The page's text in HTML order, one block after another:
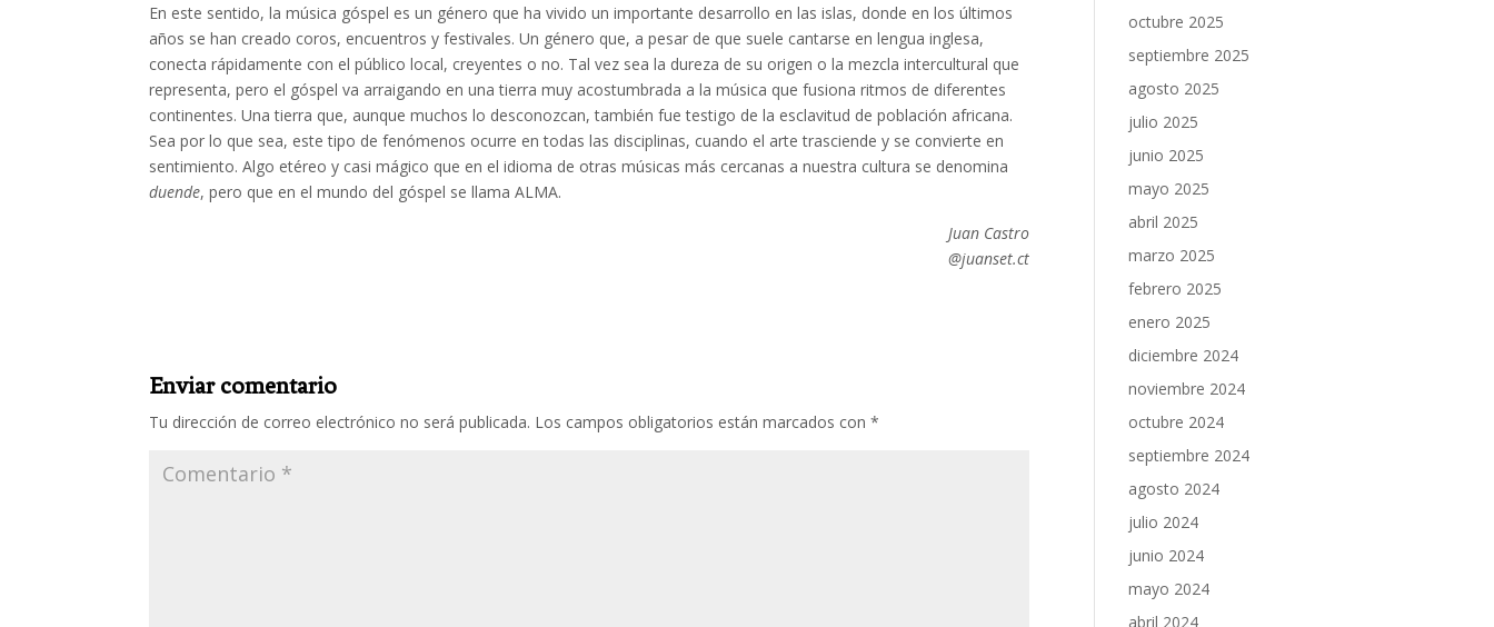
En este sentido, la música góspel es un género que ha vivido un importante desarrollo en las islas, donde en los últimos
años se han creado coros, encuentros y festivales. Un género que, a pesar de que suele cantarse en lengua inglesa,
conecta rápidamente con el público local, creyentes o no. Tal vez sea la dureza de su origen o la mezcla intercultural que
representa, pero el góspel va arraigando en una tierra muy acostumbrada a la música que fusiona ritmos de diferentes
continentes. Una tierra que, aunque muchos lo desconozcan, también fue testigo de la esclavitud de población africana.
Sea por lo que sea, este tipo de fenómenos ocurre en todas las disciplinas, cuando el arte trasciende y se convierte en
sentimiento. Algo etéreo y casi mágico que en el idioma de otras músicas más cercanas a nuestra cultura se denomina
duende, pero que en el mundo del góspel se llama ALMA.
Juan Castro
@juanset.ct
Enviar comentario
Tu dirección de correo electrónico no será publicada. Los campos obligatorios están marcados con*
octubre 2025
septiembre 2025
agosto 2025
julio 2025
junio 2025
mayo 2025
abril 2025
marzo 2025
febrero 2025
enero 2025
diciembre 2024
noviembre 2024
octubre 2024
septiembre 2024
agosto 2024
julio 2024
junio 2024
mayo 2024
abril 2024